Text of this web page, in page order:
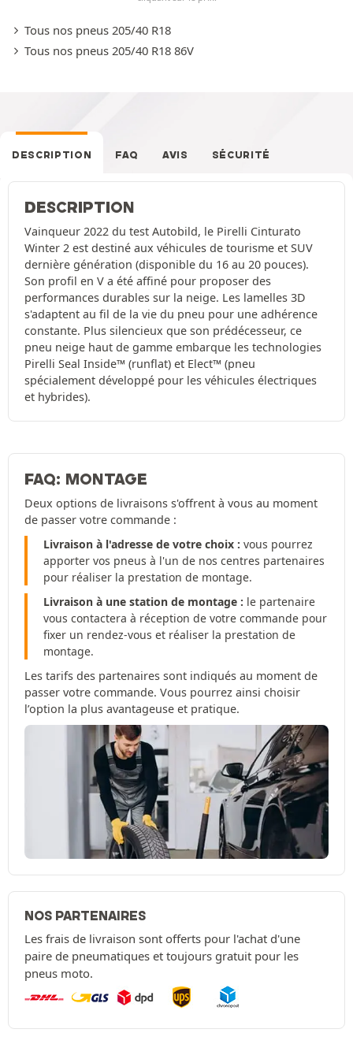
Tous nos pneus 205/40 R18
Tous nos pneus 205/40 R18 86V
DESCRIPTION FAQ AVIS SÉCURITÉ
DESCRIPTION
Vainqueur 2022 du test Autobild, le Pirelli Cinturato
Winter 2 est destiné aux véhicules de tourisme et SUV
dernière génération (disponible du 16 au 20 pouces).
Son profil en V a été affiné pour proposer des
performances durables sur la neige. Les lamelles 3D
s'adaptent au fil de la vie du pneu pour une adhérence
constante. Plus silencieux que son prédécesseur, ce
pneu neige haut de gamme embarque les technologies
Pirelli Seal Inside™ (runflat) et Elect™ (pneu
spécialement développé pour les véhicules électriques
et hybrides).
FAQ: MONTAGE
Deux options de livraisons s'offrent à vous au moment
de passer votre commande :
Livraison à l'adresse de votre choix : vous pourrez
apporter vos pneus à l'un de nos centres partenaires
pour réaliser la prestation de montage.
Livraison à une station de montage : le partenaire
vous contactera à réception de votre commande pour
fixer un rendez-vous et réaliser la prestation de
montage.
Les tarifs des partenaires sont indiqués au moment de
passer votre commande. Vous pourrez ainsi choisir
l’option la plus avantageuse et pratique.
NOS PARTENAIRES
Les frais de livraison sont offerts pour l'achat d'une
paire de pneumatiques et toujours gratuit pour les
pneus moto.